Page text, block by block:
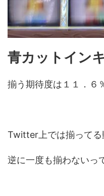
青カットイン
揃う期待度は１１．６
Twitter上では揃ってる
逆に一度も揃わないっ